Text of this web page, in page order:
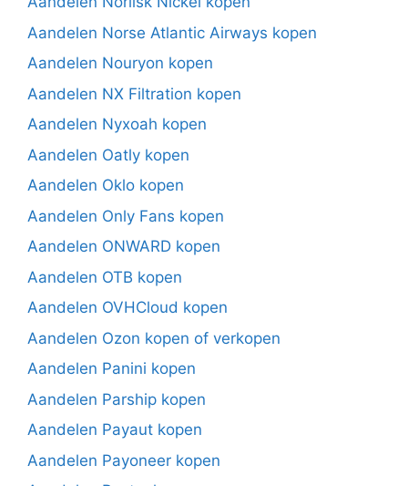
Aandelen Norse Atlantic Airways kopen
Aandelen Nouryon kopen
Aandelen NX Filtration kopen
Aandelen Nyxoah kopen
Aandelen Oatly kopen
Aandelen Oklo kopen
Aandelen Only Fans kopen
Aandelen ONWARD kopen
Aandelen OTB kopen
Aandelen OVHCloud kopen
Aandelen Ozon kopen of verkopen
Aandelen Panini kopen
Aandelen Parship kopen
Aandelen Payaut kopen
Aandelen Payoneer kopen